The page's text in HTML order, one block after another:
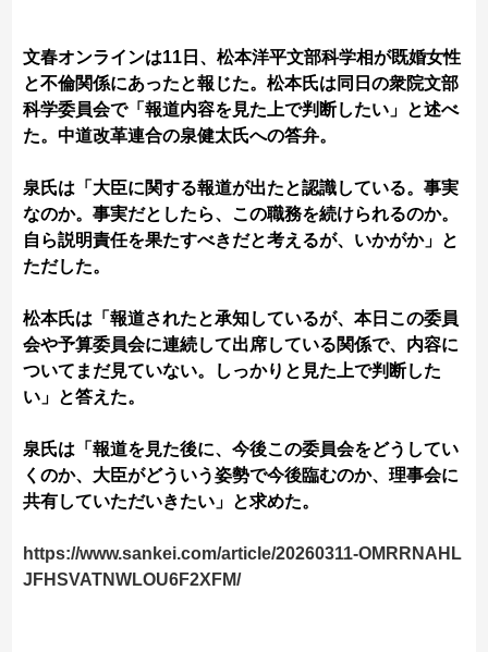
文春オンラインは11日、松本洋平文部科学相が既婚女性
と不倫関係にあったと報じた。松本氏は同日の衆院文部
科学委員会で「報道内容を見た上で判断したい」と述べ
た。中道改革連合の泉健太氏への答弁。
泉氏は「大臣に関する報道が出たと認識している。事実
なのか。事実だとしたら、この職務を続けられるのか。
自ら説明責任を果たすべきだと考えるが、いかがか」と
ただした。
松本氏は「報道されたと承知しているが、本日この委員
会や予算委員会に連続して出席している関係で、内容に
ついてまだ見ていない。しっかりと見た上で判断した
い」と答えた。
泉氏は「報道を見た後に、今後この委員会をどうしてい
くのか、大臣がどういう姿勢で今後臨むのか、理事会に
共有していただいきたい」と求めた。
https://www.sankei.com/article/20260311-OMRRNAHL
JFHSVATNWLOU6F2XFM/